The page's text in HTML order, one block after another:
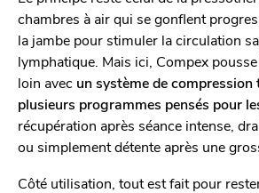
chambres à air qui se gonflent
la jambe pour stimuler la circulation
lymphatique. Mais ici, Compex
loin avec un système de compression
plusieurs programmes pensés pour
récupération après séance intense,
ou simplement détente après une
Côté utilisation, tout est fait pour